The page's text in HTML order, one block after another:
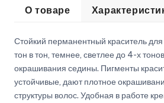
О товаре
Стойкий перманентный краситель
тон в тон, темнее, светлее до 4-х
окрашивания седины. Пигменты
устойчивые, дают плотное
структуры волос. Удобная в работе